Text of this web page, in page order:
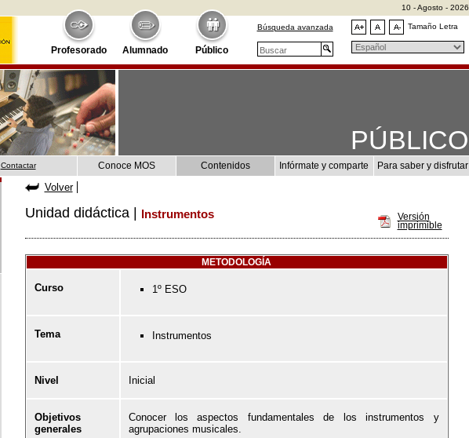
Profesorado Alumnado Público
10 - Agosto - 2026
Búsqueda avanzada Tamaño Letra
PÚBLICO
Contactar Conoce MOS Contenidos Infórmate y comparte Para saber y disfrutar
Volver
Versión
imprimible
Unidad didáctica | Instrumentos
METODOLOGÍA
Curso 1º ESO
Tema Instrumentos
Nivel Inicial
Objetivos
generales
Conocer los aspectos fundamentales de los instrumentos y
agrupaciones musicales.